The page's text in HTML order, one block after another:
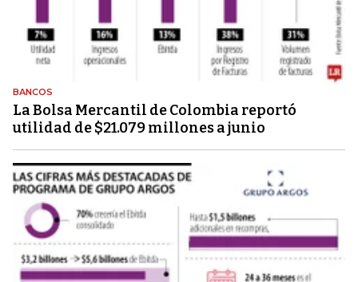
BANCOS
La Bolsa Mercantil de Colombia reportó
utilidad de $21.079 millones a junio